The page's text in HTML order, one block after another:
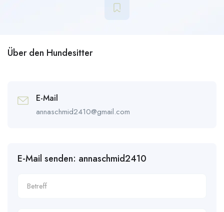
Über den Hundesitter
E-Mail
annaschmid2410@gmail.com
E-Mail senden: annaschmid2410